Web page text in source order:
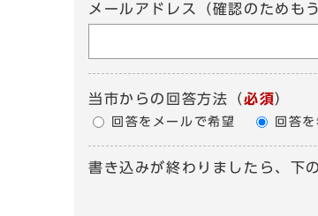
メールアドレス（確認のためも
当市からの回答方法 （必須）
回答をメールで希望 回答
書き込みが終わりましたら、下